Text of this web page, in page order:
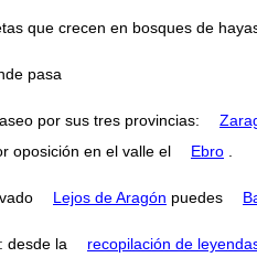
que crecen en bosques de
pasa
por sus tres provincias:
oposición en el valle el Ebro .
Lejos de Aragón puedes
desde la recopilación de